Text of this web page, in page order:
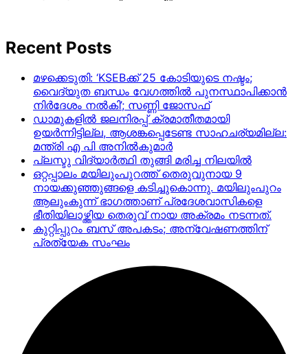
Recent Posts
മഴക്കെടുതി: ‘KSEBക്ക് 25 കോടിയുടെ നഷ്ടം;
വൈദ്യുത ബന്ധം വേഗത്തിൽ പുനസ്ഥാപിക്കാൻ
നിർ​ദേശം നൽകി’; സണ്ണി ജോസഫ്
ഡാമുകളില്‍ ജലനിരപ്പ് ക്രമാതീതമായി
ഉയര്‍ന്നിട്ടില്ല, ആശങ്കപ്പെടേണ്ട സാഹചര്യമില്ല:
മന്ത്രി എ പി അനില്‍കുമാര്‍
പ്ലസ്ടു വിദ്യാർത്ഥി തുങ്ങി മരിച്ച നിലയിൽ
ഒറ്റപ്പാലം മയിലുംപുറത്ത് തെരുവുനായ 9
നായക്കുഞ്ഞുങ്ങളെ കടിച്ചുകൊന്നു. മയിലുംപുറം
ആലുംകുന്ന് ഭാഗത്താണ് പ്രദേശവാസികളെ
ഭീതിയിലാഴ്ത്തിയ തെരുവ് നായ അക്രമം നടന്നത്.
കുറ്റിപ്പുറം ബസ് അപകടം; അന്വേഷണത്തിന്
പ്രത്യേക സംഘം